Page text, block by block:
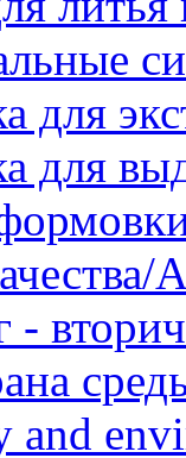
для
для
and